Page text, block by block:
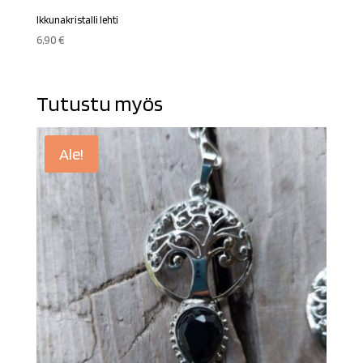
Ikkunakristalli lehti
6,90€
Tutustu myös
Ale!